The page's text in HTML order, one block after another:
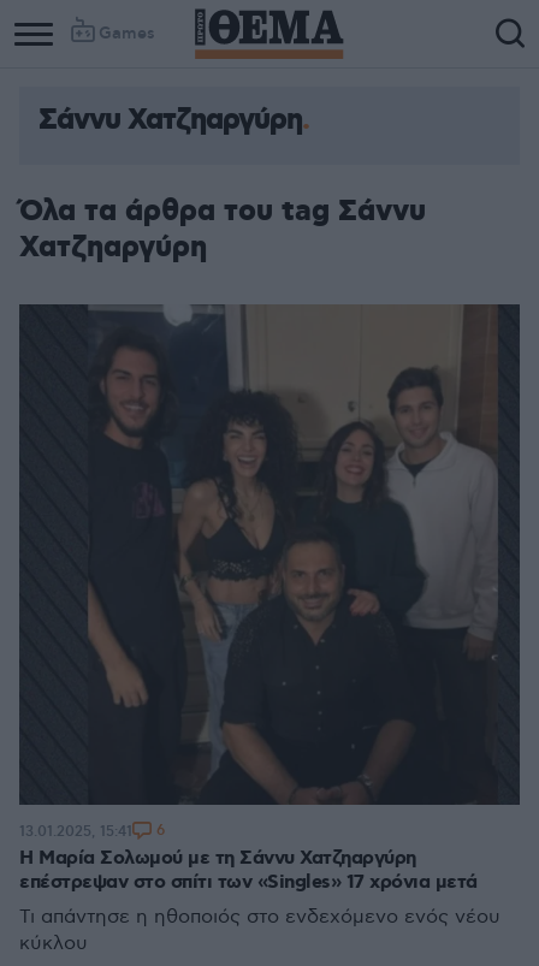
Games
Σάννυ Χατζηαργύρη
Όλα τα άρθρα του tag Σάννυ
Χατζηαργύρη
Η Μαρία Σολωμού με τη Σάννυ Χατζηαργύρη
επέστρεψαν στο σπίτι των «Singles» 17 χρόνια μετά
Τι απάντησε η ηθοποιός στο ενδεχόμενο ενός νέου
κύκλου
13.01.2025, 15:41 6